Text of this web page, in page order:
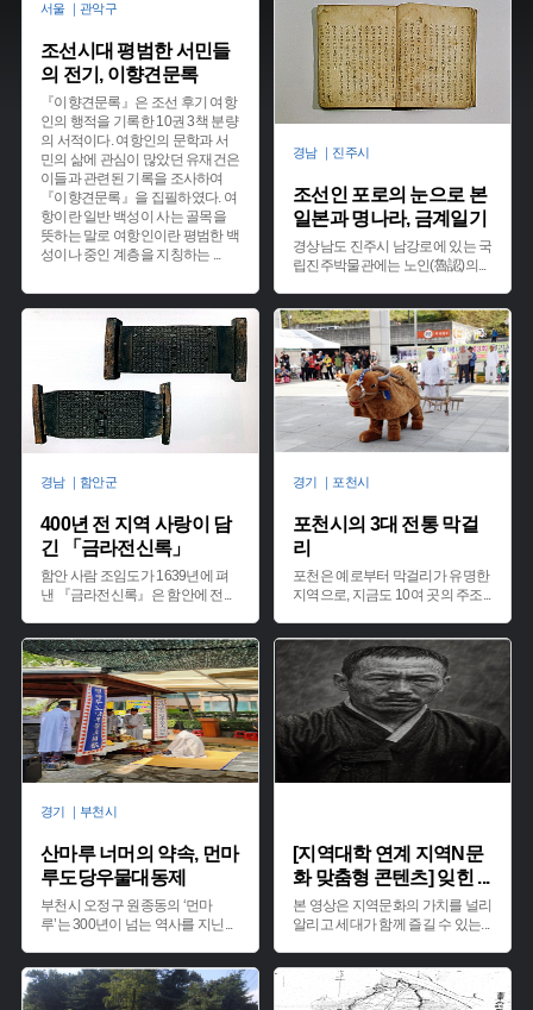
서울 ｜관악구
조선시대 평범한 서민들
의 전기, 이향견문록
『이향견문록』은 조선 후기 여항
인의 행적을 기록한 10권 3책 분량
의 서적이다. 여항인의 문학과 서
민의 삶에 관심이 많았던 유재건은
이들과 관련된 기록을 조사하여
『이향견문록』을 집필하였다. 여
항이란 일반 백성이 사는 골목을
뜻하는 말로 여항인이란 평범한 백
성이나 중인 계층을 지칭하는 ...
경남 ｜진주시
조선인 포로의 눈으로 본
일본과 명나라, 금계일기
경상남도 진주시 남강로에 있는 국
립진주박물관에는 노인(魯認)의 ...
경남 ｜함안군
400년 전 지역 사랑이 담
긴 「금라전신록」
함안 사람 조임도가 1639년에 펴
낸 『금라전신록』은 함안에 전 ...
경기 ｜포천시
포천시의 3대 전통 막걸
리
포천은 예로부터 막걸리가 유명한
지역으로, 지금도 10여 곳의 주조...
경기 ｜부천시
산마루 너머의 약속, 먼마
루도당우물대동제
부천시 오정구 원종동의 ‘먼마
루’는 300년이 넘는 역사를 지닌 ...
[지역대학 연계 지역N문
화 맞춤형 콘텐츠] 잊힌 ...
본 영상은 지역문화의 가치를 널리
알리고 세대가 함께 즐길 수 있는...